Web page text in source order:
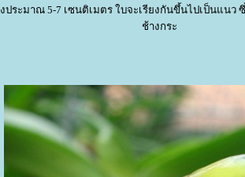
ประมาณ 5-7 เซนติเมตร ใบจะเรียงกันขึ้นไปเป็นแนว
ช้างกระ